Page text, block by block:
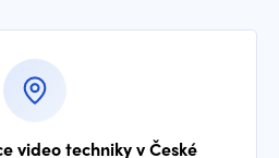
video techniky v České